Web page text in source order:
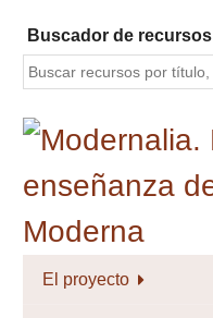
contenido
principal
Buscador de recursos
El proyecto